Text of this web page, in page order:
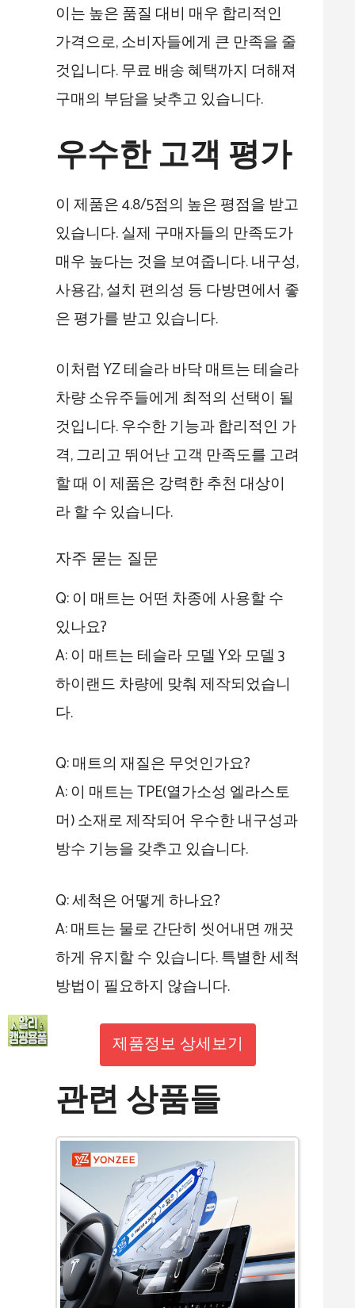
이는 높은 품질 대비 매우 합리적인
가격으로, 소비자들에게 큰 만족을 줄
것입니다. 무료 배송 혜택까지 더해져
구매의 부담을 낮추고 있습니다.
우수한 고객 평가
이 제품은 4.8/5점의 높은 평점을 받고
있습니다. 실제 구매자들의 만족도가
매우 높다는 것을 보여줍니다. 내구성,
사용감, 설치 편의성 등 다방면에서 좋
은 평가를 받고 있습니다.
이처럼 YZ 테슬라 바닥 매트는 테슬라
차량 소유주들에게 최적의 선택이 될
것입니다. 우수한 기능과 합리적인 가
격, 그리고 뛰어난 고객 만족도를 고려
할 때 이 제품은 강력한 추천 대상이
라 할 수 있습니다.
자주 묻는 질문
Q: 이 매트는 어떤 차종에 사용할 수
있나요?
A: 이 매트는 테슬라 모델 Y와 모델 3
하이랜드 차량에 맞춰 제작되었습니
다.
Q: 매트의 재질은 무엇인가요?
A: 이 매트는 TPE(열가소성 엘라스토
머) 소재로 제작되어 우수한 내구성과
방수 기능을 갖추고 있습니다.
Q: 세척은 어떻게 하나요?
A: 매트는 물로 간단히 씻어내면 깨끗
하게 유지할 수 있습니다. 특별한 세척
방법이 필요하지 않습니다.
제품정보 상세보기
관련 상품들